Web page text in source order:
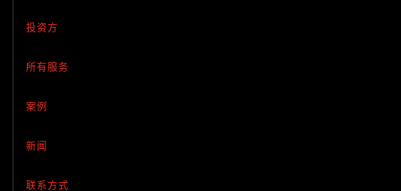
投资方
所有服务
案例
新闻
联系方式